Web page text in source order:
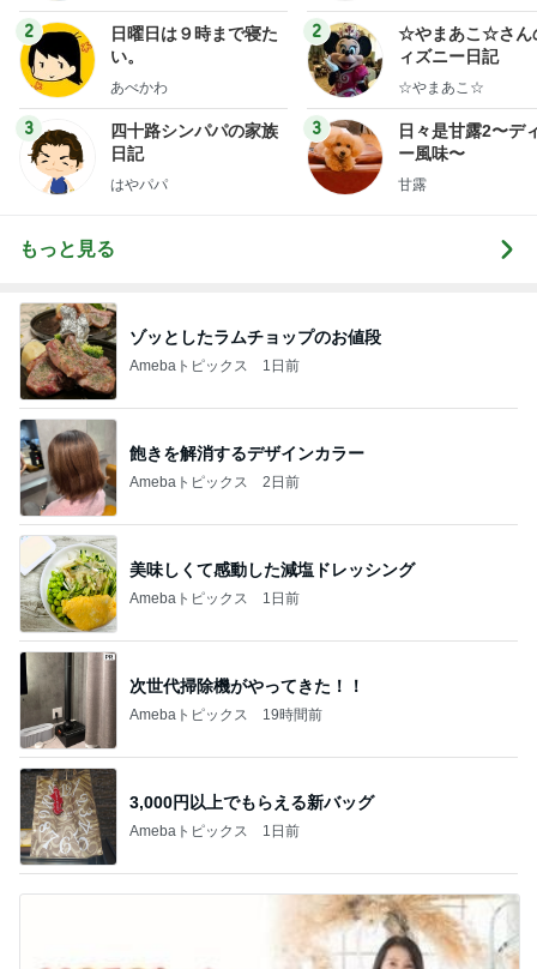
2
日曜日は９時まで寝た
い。
あべかわ
3
四十路シンパパの家族
日記
はやパパ
ログ
2
☆やまあこ☆さん
ィズニー日記
☆やまあこ☆
3
日々是甘露2〜デ
ー風味〜
甘露
もっと見る
ゾッとしたラムチョップのお値段
Amebaトピックス 1日前
飽きを解消するデザインカラー
Amebaトピックス 2日前
美味しくて感動した減塩ドレッシング
Amebaトピックス 1日前
次世代掃除機がやってきた！！
Amebaトピックス 19時間前
3,000円以上でもらえる新バッグ
Amebaトピックス 1日前